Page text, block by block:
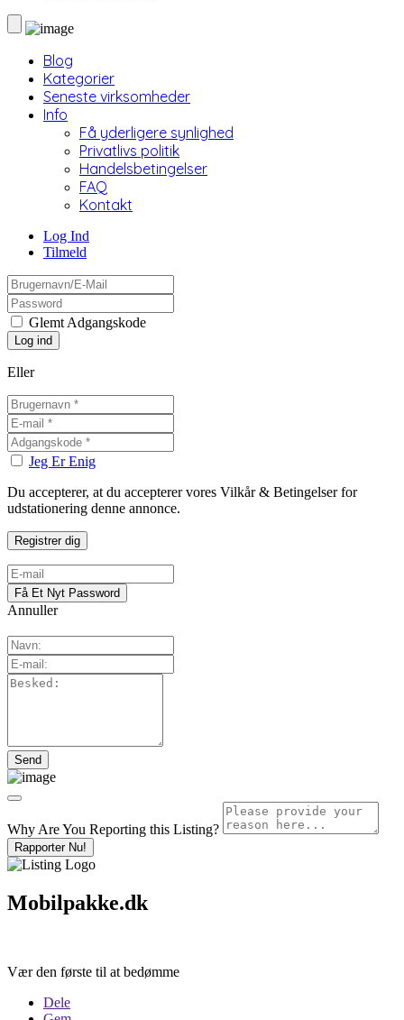
Blog
Kategorier
Seneste virksomheder
Info
Få yderligere synlighed
Privatlivs politik
Handelsbetingelser
FAQ
Kontakt
Log Ind
Tilmeld
Glemt Adgangskode
Eller
Jeg Er Enig
Du accepterer, at du accepterer vores Vilkår & Betingelser for
udstationering denne annonce.
Annuller
Why Are You Reporting this Listing?
Rapporter Nu!
Mobilpakke.dk
Vær den første til at bedømme
Dele